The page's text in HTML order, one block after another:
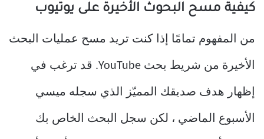
كيفية مسح البحوث الأخيرة على يوتيوب
من المفهوم تمامًا إذا كنت تريد مسح عمليات البحث
الأخيرة من شريط بحث YouTube. قد ترغب في
إظهار هدف صديقك المميّز الذي سجله ميسي
الأسبوع الماضي ، لكن سجل البحث الخاص بك